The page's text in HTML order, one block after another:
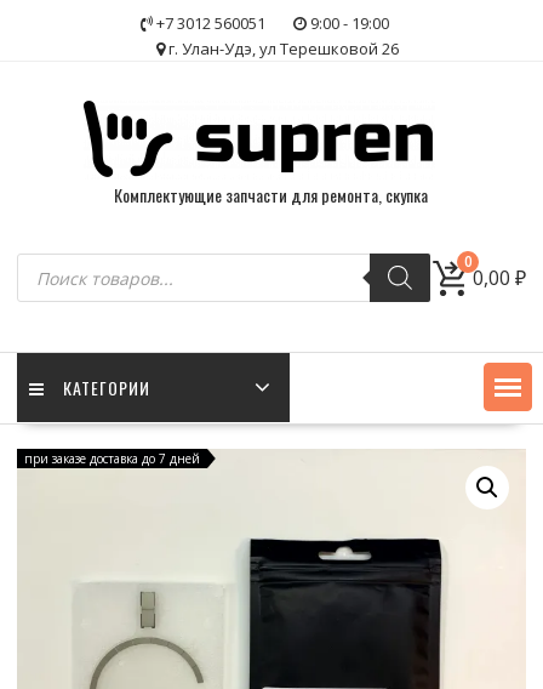
+7 3012 560051
9:00 - 19:00
г. Улан-Удэ, ул Терешковой 26
Комплектующие запчасти для ремонта, скупка
Поиск
товаров
0
0,00₽
КАТЕГОРИИ
при заказе доставка до 7 дней